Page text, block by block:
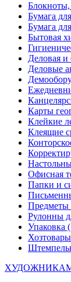
Бумага
Бумага
Бытовая
Деловая и
Деловые
Карты
Клейкие
Клеящие
Офисная
Папки и
Предметы
Рулонны
Упаковка
Хозтовары